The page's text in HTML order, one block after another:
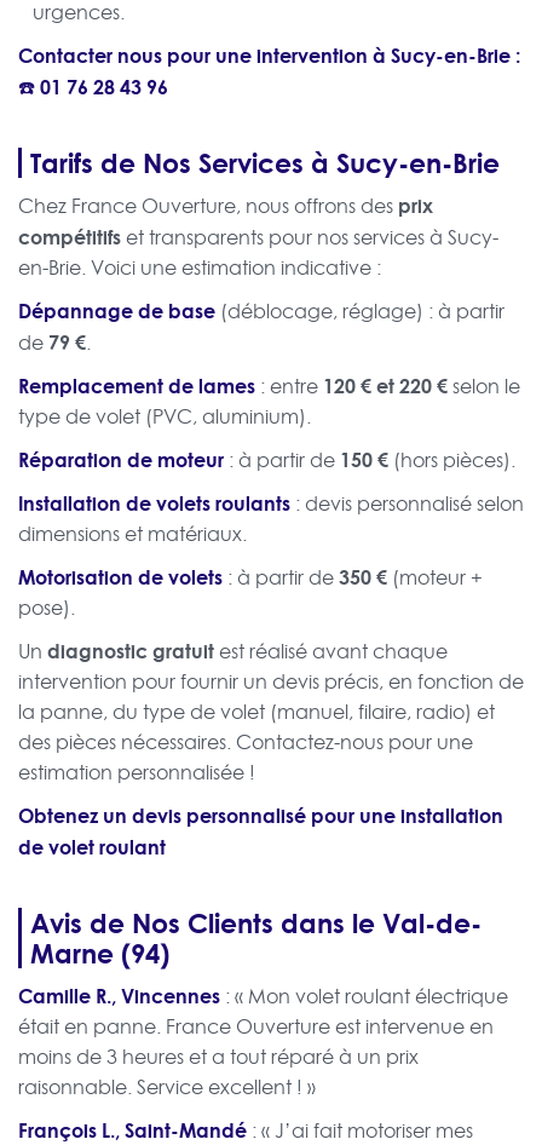
urgences.
Contacter nous pour une intervention à Sucy-en-Brie :
☎️01 76 28 43 96
Tarifs de Nos Services à Sucy-en-Brie
Chez France Ouverture, nous offrons des prix
compétitifs et transparents pour nos services à Sucy-
en-Brie. Voici une estimation indicative :
Dépannage de base (déblocage, réglage) : à partir
de 79 €.
Remplacement de lames : entre 120 € et 220 €selon le
type de volet (PVC, aluminium).
Réparation de moteur : à partir de 150 € (hors pièces).
Installation de volets roulants : devis personnalisé selon
dimensions et matériaux.
Motorisation de volets : à partir de350 € (moteur +
pose).
Un diagnostic gratuit est réalisé avant chaque
intervention pour fournir un devis précis, en fonction de
la panne, du type de volet (manuel, filaire, radio) et
des pièces nécessaires. Contactez-nous pour une
estimation personnalisée !
Obtenez un devis personnalisé pour une installation
de volet roulant
Avis de Nos Clients dans le Val-de-
Marne (94)
Camille R., Vincennes : « Mon volet roulant électrique
était en panne. France Ouverture est intervenue en
moins de 3 heures et a tout réparé à un prix
raisonnable. Service excellent ! »
François L., Saint-Mandé : « J’ai fait motoriser mes